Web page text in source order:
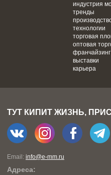
индустрия
тренды
технологии
торговая
оптовая
франчайзинг
выставки
карьера
ТУТ КИПИТ ЖИЗНЬ,
Email: info@e-mm.ru
Адреса: